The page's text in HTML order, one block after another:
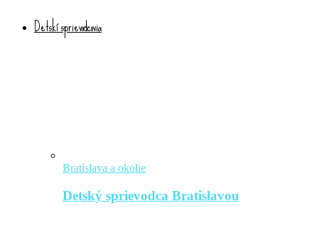
Detskí sprievodcovia
Bratislava a okolie
Detský sprievodca Bratislavou